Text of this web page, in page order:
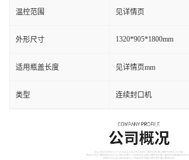
温控范围 见详情页
外形尺寸 1320*905*1800mm
适用瓶盖长度 见详情页mm
类型 连续封口机